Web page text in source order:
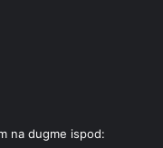
na dugme ispod: